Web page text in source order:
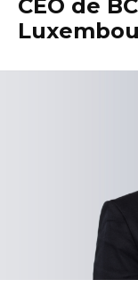
CEO de